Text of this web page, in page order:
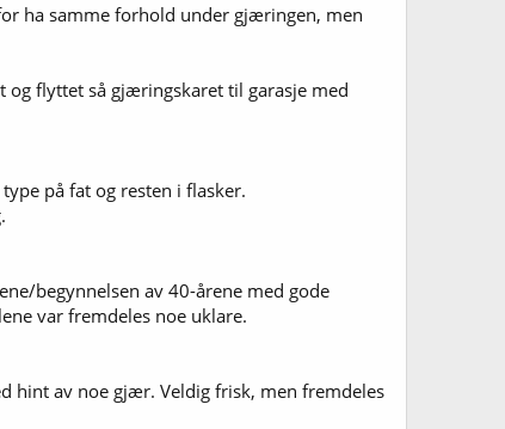
ha samme forhold under gjæringen, men
og flyttet så gjæringskaret til garasje med
på fat og resten i flasker.
begynnelsen av 40-årene med gode
var fremdeles noe uklare.
hint av noe gjær. Veldig frisk, men fremdeles